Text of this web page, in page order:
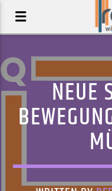
NEUE